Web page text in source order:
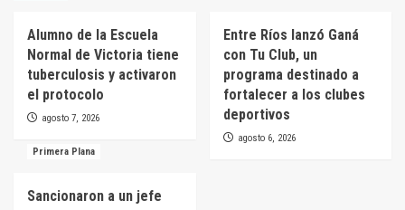
Alumno de la Escuela
Normal de Victoria tiene
tuberculosis y activaron
el protocolo
agosto 7, 2026
Entre Ríos lanzó Ganá
con Tu Club, un
programa destinado a
fortalecer a los clubes
deportivos
agosto 6, 2026
Primera Plana
Sancionaron a un jefe